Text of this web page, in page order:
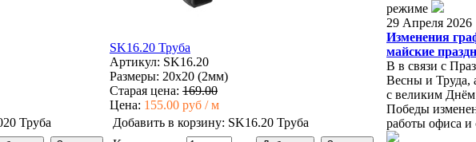
Труба
SK16.20 Труба
Артикул: SK16.20
Размеры: 20x20 (2мм)
Старая цена: 169.00
Цена: 155.00 руб / м
Добавить в корзину: SK16.20 Труба
режиме
29 Апреля 2026
Изменения
майские
В в связи с
Весны и Труда,
с великим Днём
Победы
работы офиса и